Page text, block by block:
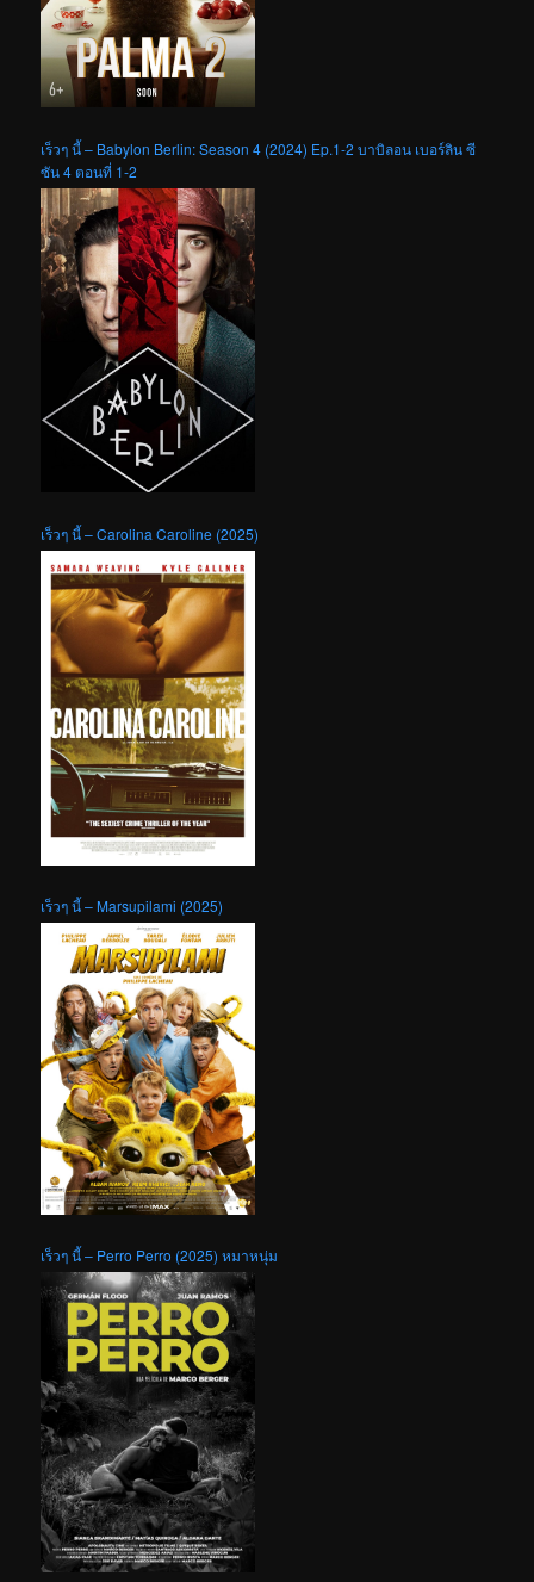
เร็วๆ นี้ – Babylon Berlin: Season 4 (2024) Ep.1-2 บาบิลอน เบอร์ลิน ซี
ซัน 4 ตอนที่ 1-2
เร็วๆ นี้ – Carolina Caroline (2025)
เร็วๆ นี้ – Marsupilami (2025)
เร็วๆ นี้ – Perro Perro (2025) หมาหนุ่ม